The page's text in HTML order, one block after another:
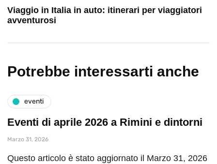
Viaggio in Italia in auto: itinerari per viaggiatori
avventurosi
Potrebbe interessarti anche
eventi
Eventi di aprile 2026 a Rimini e dintorni
Marzo 31, 2026
Questo articolo è stato aggiornato il Marzo 31, 2026